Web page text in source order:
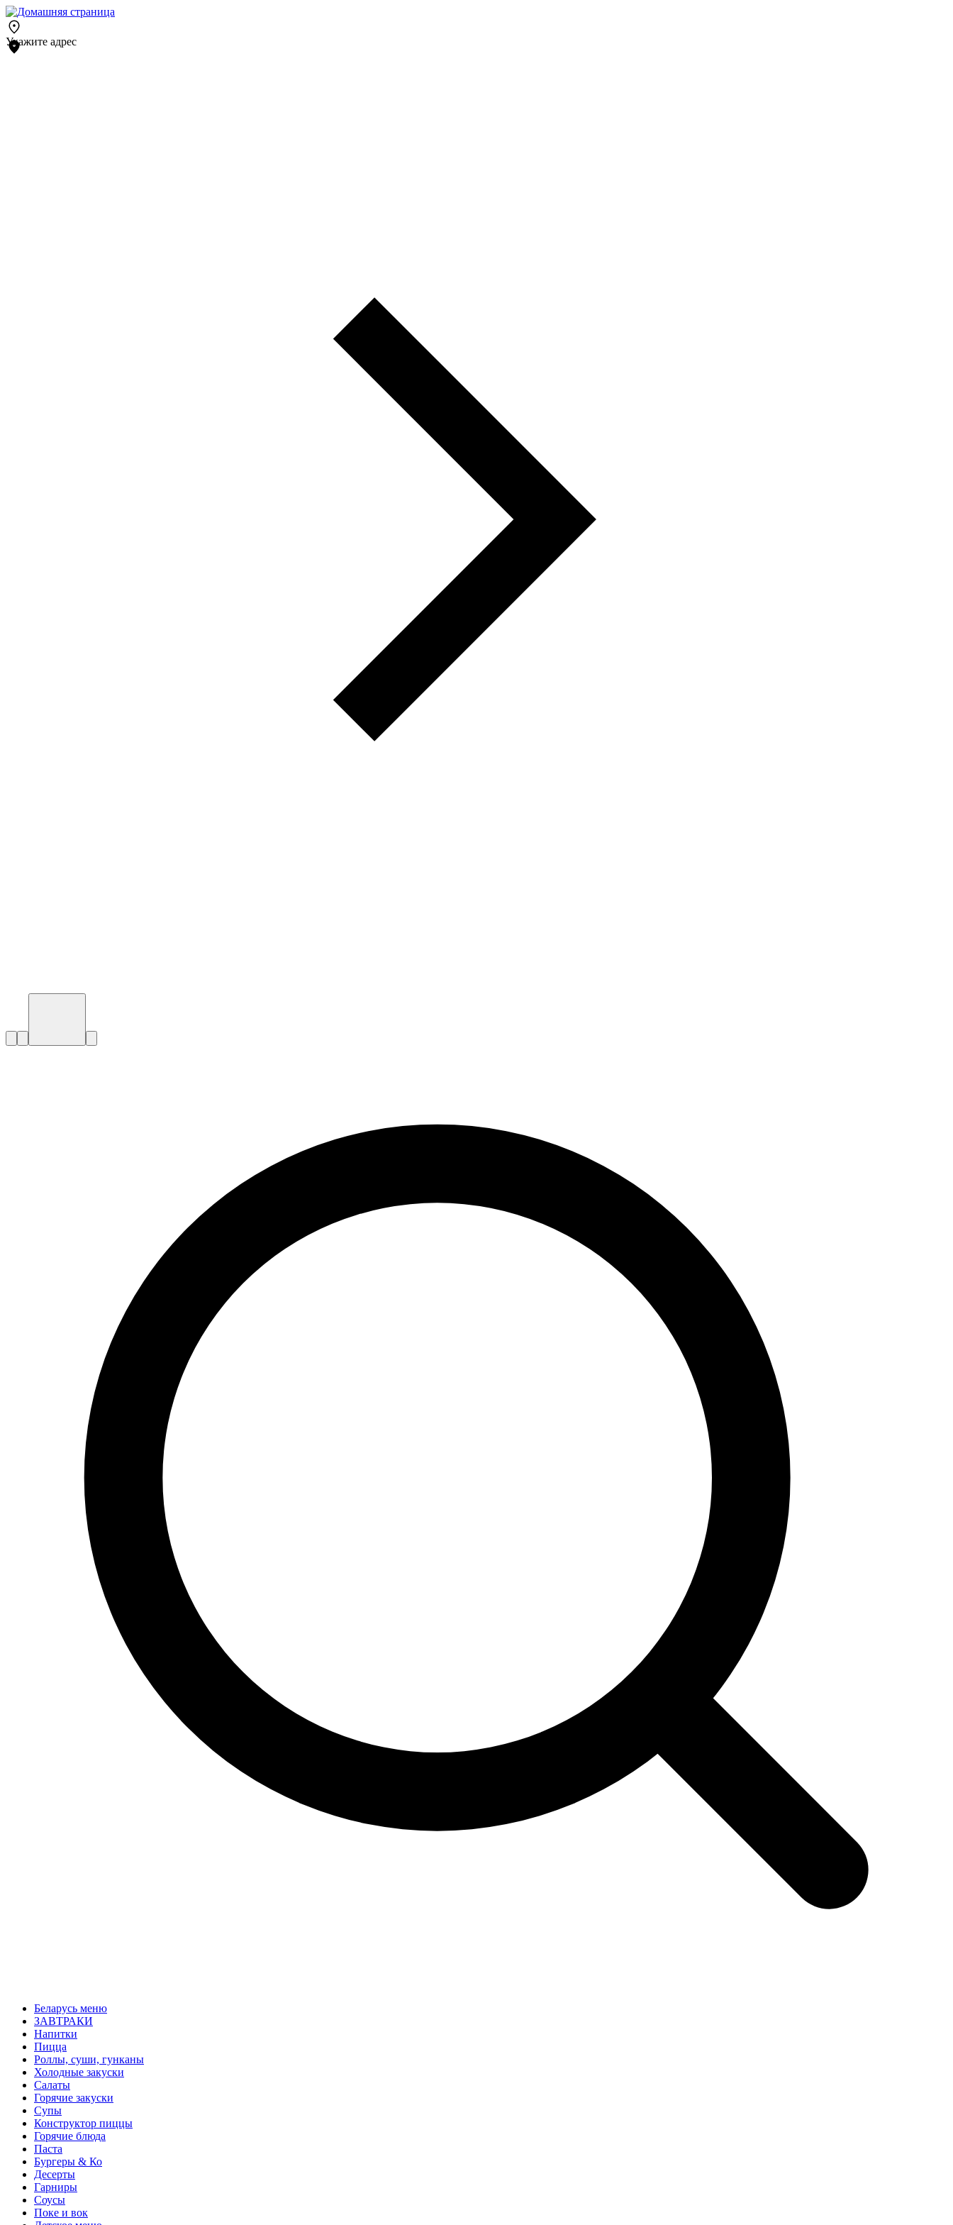
Укажите адрес
Беларусь меню
ЗАВТРАКИ
Напитки
Пицца
Роллы, суши, гунканы
Холодные закуски
Салаты
Горячие закуски
Супы
Конструктор пиццы
Горячие блюда
Паста
Бургеры & Ко
Десерты
Гарниры
Соусы
Поке и вок